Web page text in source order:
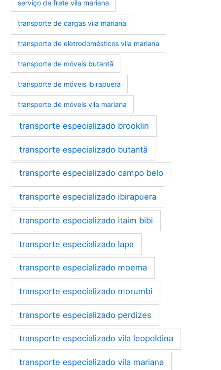
serviço de frete vila mariana
transporte de cargas vila mariana
transporte de eletrodomésticos vila mariana
transporte de móveis butantã
transporte de móveis ibirapuera
transporte de móveis vila mariana
transporte especializado brooklin
transporte especializado butantã
transporte especializado campo belo
transporte especializado ibirapuera
transporte especializado itaim bibi
transporte especializado lapa
transporte especializado moema
transporte especializado morumbi
transporte especializado perdizes
transporte especializado vila leopoldina
transporte especializado vila mariana